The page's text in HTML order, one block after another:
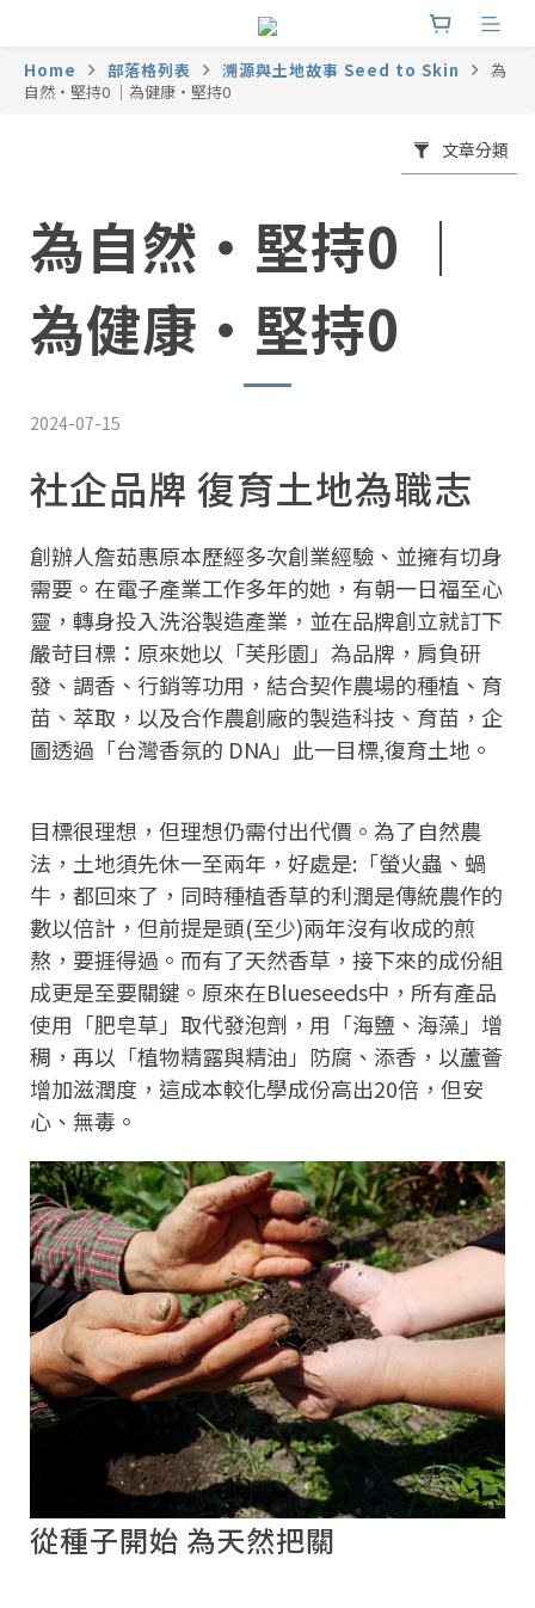
Home 部落格列表 溯源與土地故事 Seed to Skin
為
自然・堅持0 ｜為健康・堅持0
文章分類
為自然・堅持0 ｜
為健康・堅持0
2024-07-15
社企品牌 復育土地為職志
創辦人詹茹惠原本歷經多次創業經驗、並擁有切身
需要。在電子產業工作多年的她，有朝一日福至心
靈，轉身投入洗浴製造產業，並在品牌創立就訂下
嚴苛目標：原來她以「芙彤園」為品牌，肩負研
發、調香、行銷等功用，結合契作農場的種植、育
苗、萃取，以及合作農創廠的製造科技、育苗，企
圖透過「台灣香氛的 DNA」此一目標,復育土地。
目標很理想，但理想仍需付出代價。為了自然農
法，土地須先休一至兩年，好處是:「螢火蟲、蝸
牛，都回來了，同時種植香草的利潤是傳統農作的
數以倍計，但前提是頭(至少)兩年沒有收成的煎
熬，要捱得過。而有了天然香草，接下來的成份組
成更是至要關鍵。原來在Blueseeds中，所有產品
使用「肥皂草」取代發泡劑，用「海鹽、海藻」增
稠，再以「植物精露與精油」防腐、添香，以蘆薈
增加滋潤度，這成本較化學成份高出20倍，但安
心、無毒。
從種子開始 為天然把關